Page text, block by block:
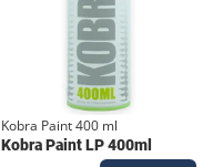
Kobra Paint 400 ml
Kobra Paint LP 400ml